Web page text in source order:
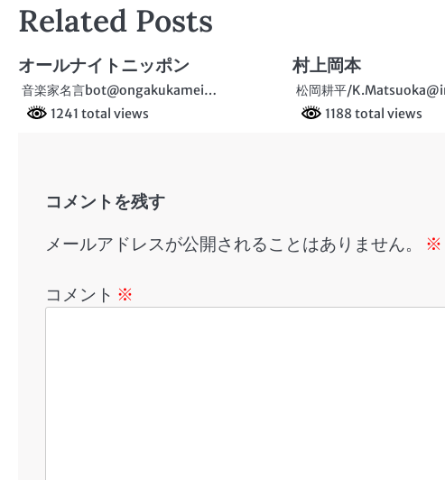
ナ
ビ
ゲ
ー
Related Posts
オールナイトニッポン
音楽家名言bot@ongakukamei…
1241 total views
村上岡本
松岡耕平/
1188 total views
コメントを残す
メールアドレスが公開されることはありません。
※
コメント ※